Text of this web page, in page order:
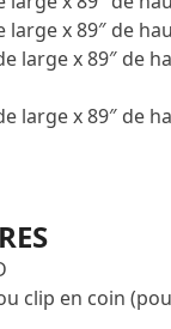
large x 89″ de
large x 89″ de
large x 89″ de
clip en coin